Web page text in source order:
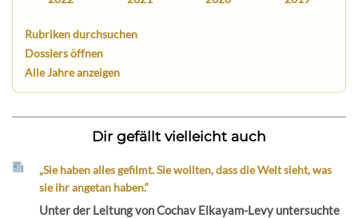
Rubriken durchsuchen
Dossiers öffnen
Alle Jahre anzeigen
Dir gefällt vielleicht auch
„Sie haben alles gefilmt. Sie wollten, dass die Welt sieht, was
sie ihr angetan haben.“
Unter der Leitung von Cochav Elkayam-Levy untersuchte